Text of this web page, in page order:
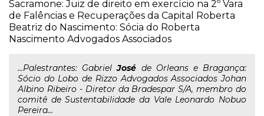
Sacramone: Juiz de direito em exercício na 2º Vara
de Falências e Recuperações da Capital Roberta
Beatriz do Nascimento: Sócia do Roberta
Nascimento Advogados Associados
...Palestrantes: GabrielJosé de Orleans e Bragança:
Sócio do Lobo de Rizzo Advogados Associados Johan
Albino Ribeiro - Diretor da Bradespar S/A, membro do
comitê de Sustentabilidade da Vale Leonardo Nobuo
Pereira...